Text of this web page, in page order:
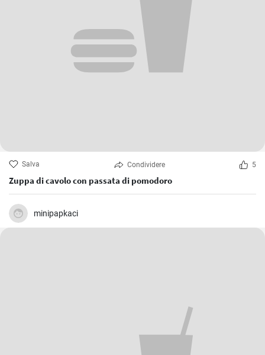
Salva Condividere 5
Zuppa di cavolo con passata di pomodoro
minipapkaci